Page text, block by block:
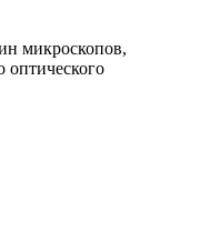
микроскопов,
оптического